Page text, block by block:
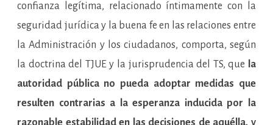
confianza legítima, relacionado íntimamente con la
seguridad jurídica y la buena fe en las relaciones entre
la Administración y los ciudadanos, comporta, según
la doctrina del TJUE y la jurisprudencia del TS, que la
autoridad pública no pueda adoptar medidas que
resulten contrarias a la esperanza inducida por la
razonable estabilidad en las decisiones de aquélla, y